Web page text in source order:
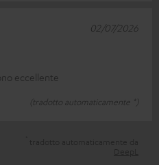
eccellente
(tradotto automaticamente *)
02/07/2026